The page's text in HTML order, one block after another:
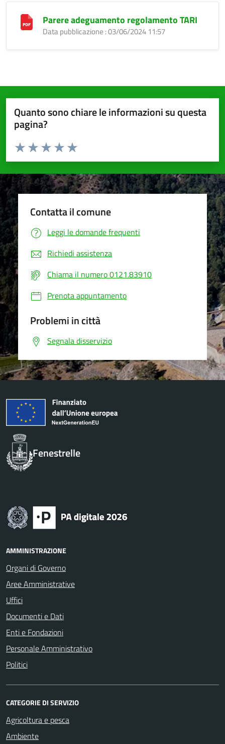
Parere adeguamento regolamento TARI
Data pubblicazione : 03/06/2024 11:57
Quanto sono chiare le informazioni su questa
pagina?
Valuta da 1 a 5 stelle la pagina
Valuta 5 stelle su 5
Valuta 4 stelle su 5
Valuta 3 stelle su 5
Valuta 2 stelle su 5
Valuta 1 stelle su 5
Contatta il comune
Leggi le domande frequenti
Richiedi assistenza
Chiama il numero 0121.83910
Prenota appuntamento
Problemi in città
Segnala disservizio
Fenestrelle
AMMINISTRAZIONE
Organi di Governo
Aree Amministrative
Uffici
Documenti e Dati
Enti e Fondazioni
Personale Amministrativo
Politici
CATEGORIE DI SERVIZIO
Agricoltura e pesca
Ambiente